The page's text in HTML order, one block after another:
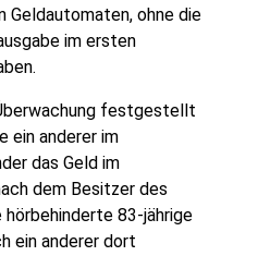
Geldautomaten, ohne die
im ersten
festgestellt
ein anderer im
das Geld im
dem Besitzer des
hörbehinderte 83-jährige
ein anderer dort